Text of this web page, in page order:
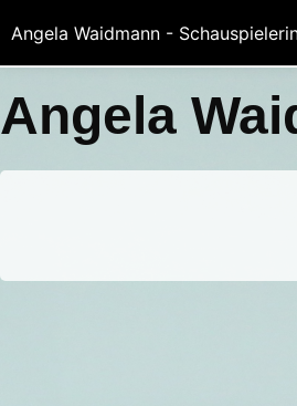
Angela
Angela Waidmann -